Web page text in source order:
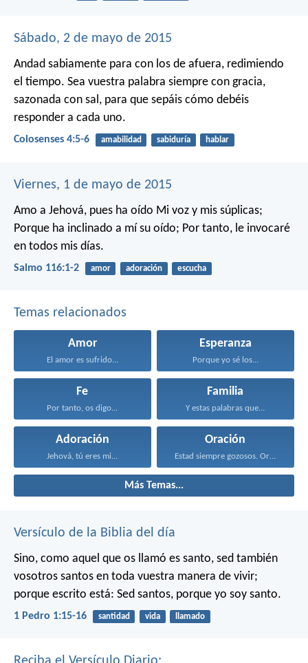
Sábado, 2 de mayo de 2015
Andad sabiamente para con los de afuera, redimiendo
el tiempo. Sea vuestra palabra siempre con gracia,
sazonada con sal, para que sepáis cómo debéis
responder a cada uno.
Colosenses 4:5-6 amabilidad sabiduría hablar
Viernes, 1 de mayo de 2015
Amo a Jehová, pues ha oído Mi voz y mis súplicas;
Porque ha inclinado a mí su oído; Por tanto, le invocaré
en todos mis días.
Salmo 116:1-2 amor adoración escucha
Temas relacionados
Amor
El amor es sufrido...
Esperanza
Porque yo sé los...
Fe
Por tanto, os digo...
Familia
Y estas palabras que...
Adoración
Jehová, tú eres mi...
Oración
Estad siempre gozosos. Orad...
Más Temas...
Versículo de la Biblia del día
Sino, como aquel que os llamó es santo, sed también
vosotros santos en toda vuestra manera de vivir;
porque escrito está: Sed santos, porque yo soy santo.
1 Pedro 1:15-16 santidad vida llamado